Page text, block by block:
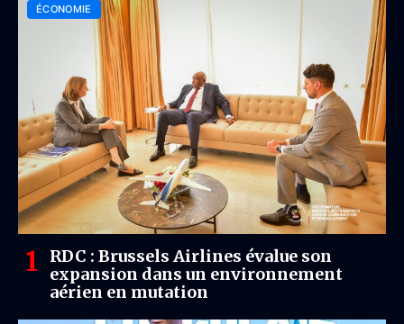
ÉCONOMIE
RDC : Brussels Airlines évalue son
expansion dans un environnement
aérien en mutation